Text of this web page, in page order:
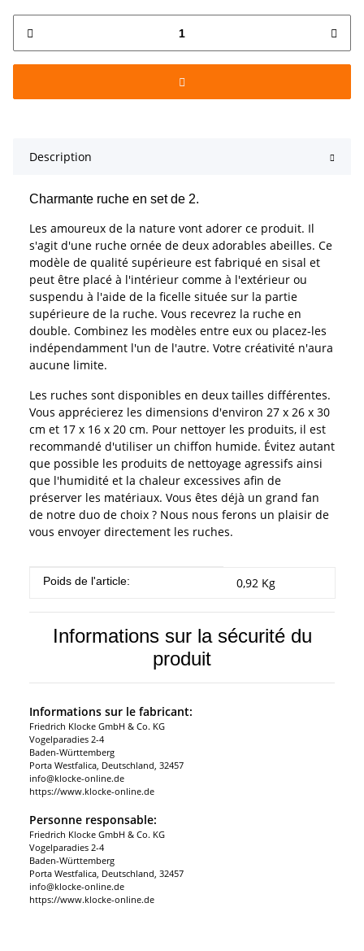
Description
Charmante ruche en set de 2.
Les amoureux de la nature vont adorer ce produit. Il
s'agit d'une ruche ornée de deux adorables abeilles. Ce
modèle de qualité supérieure est fabriqué en sisal et
peut être placé à l'intérieur comme à l'extérieur ou
suspendu à l'aide de la ficelle située sur la partie
supérieure de la ruche. Vous recevrez la ruche en
double. Combinez les modèles entre eux ou placez-les
indépendamment l'un de l'autre. Votre créativité n'aura
aucune limite.
Les ruches sont disponibles en deux tailles différentes.
Vous apprécierez les dimensions d'environ 27 x 26 x 30
cm et 17 x 16 x 20 cm. Pour nettoyer les produits, il est
recommandé d'utiliser un chiffon humide. Évitez autant
que possible les produits de nettoyage agressifs ainsi
que l'humidité et la chaleur excessives afin de
préserver les matériaux. Vous êtes déjà un grand fan
de notre duo de choix ? Nous nous ferons un plaisir de
vous envoyer directement les ruches.
#productDetails.itemInformation#
#productDetails.itemValue#
Poids de l'article: 0,92 Kg
Informations sur la sécurité du
produit
Informations sur le fabricant:
Friedrich Klocke GmbH & Co. KG
Vogelparadies 2-4
Baden-Württemberg
Porta Westfalica, Deutschland, 32457
info@klocke-online.de
https://www.klocke-online.de
Personne responsable:
Friedrich Klocke GmbH & Co. KG
Vogelparadies 2-4
Baden-Württemberg
Porta Westfalica, Deutschland, 32457
info@klocke-online.de
https://www.klocke-online.de